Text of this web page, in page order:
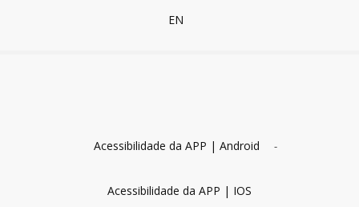
EN
Acessibilidade da APP | Android -
Acessibilidade da APP | IOS